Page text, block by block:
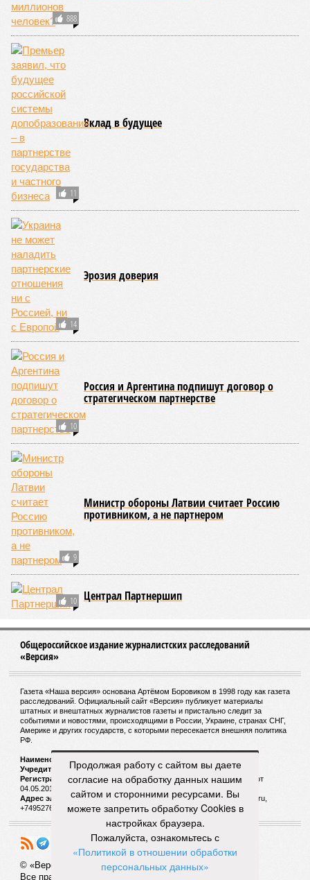
888
11
Вклад в будущее
14
Эрозия доверия
10
Россия и Аргентина подпишут договор о
стратегическом партнерстве
9
Министр обороны Латвии считает Россию
противником, а не партнером
10 Централ Партнершип
Общероссийское издание журналистских расследований
«Версия»
Газета «Наша версия» основана Артёмом Боровиком в 1998 году как газета
расследований. Официальный сайт «Версия» публикует материалы
штатных и внештатных журналистов газеты и пристально следит за
событиями и новостями, происходящими в России, Украине, странах СНГ,
Америке и других государств, с которыми пересекается внешняя политика
РФ.
Наименование:
Учредитель:
ООО «Версия»,Главный редактор:Горевой Р. Г.
Регистрационный номер Роскомнадзора:ЭЛ № ФС 77 - 72681 от
04.05.2018 г.
Адрес электронной почты и телефон редакции:versia@versia.ru,
+74952760348
© «Версия»
Все права защищены
Продолжая работу с сайтом вы даете
согласие на обработку данных нашим
сайтом и сторонними ресурсами. Вы
можете запретить обработку Cookies в
настройках браузера.
Пожалуйста, ознакомьтесь с
«Политикой в отношении обработки
персональных данных»